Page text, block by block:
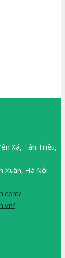
Xá, Tân Triều,
Xuân, Hà Nội